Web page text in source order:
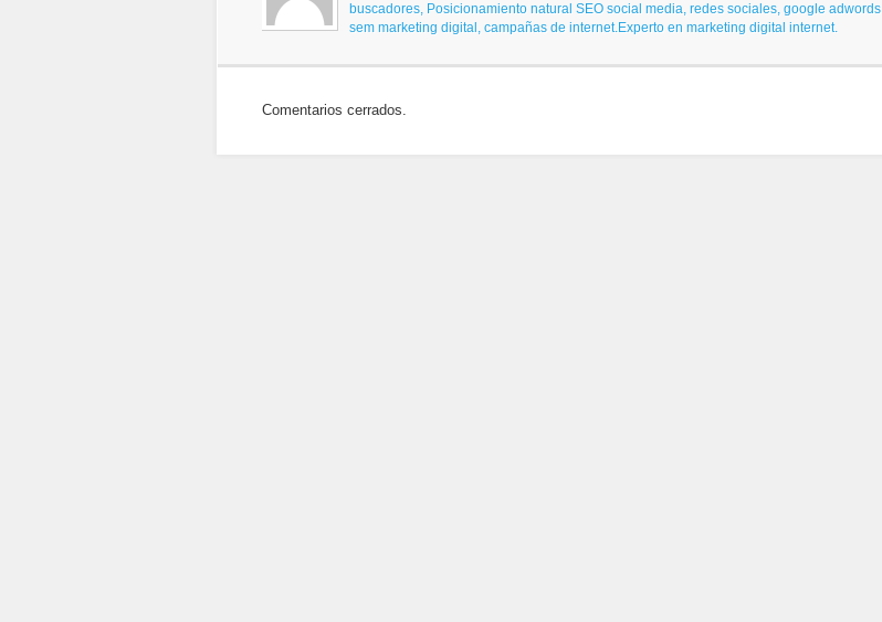
buscadores, Posicionamiento natural SEO social media, redes sociales, google adwords
sem marketing digital, campañas de internet.Experto en marketing digital internet.
Comentarios cerrados.